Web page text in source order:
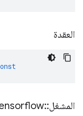
العقدة
المشغل::